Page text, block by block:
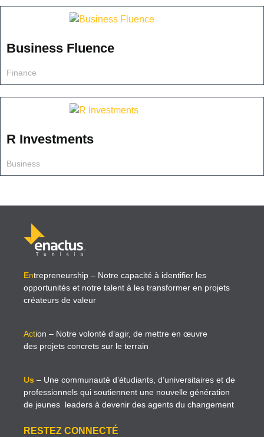
Business Fluence
Finance
R Investments
Business
Entrepreneurship – Notre capacité à identifier les
opportunités et notre talent à les transformer en projets
créateurs de valeur
Action – Notre volonté d’agir, de mettre en œuvre
des projets concrets sur le terrain
Us – Une communauté d’étudiants, d’universitaires et de
professionnels qui soutiennent une nouvelle génération
de jeunes leaders à devenir des agents du changement
RESTEZ CONNECTÉ